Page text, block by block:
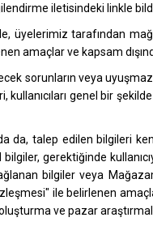
iletisindeki linkle
üyelerimiz tarafından
amaçlar ve kapsam
sorunların veya
genel bir
da, talep edilen bilgileri
gerektiğinde
bilgiler veya
ile belirlenen
ve pazar